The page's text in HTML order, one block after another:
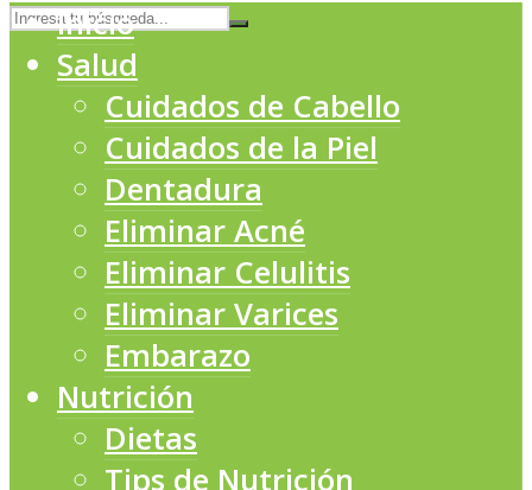
Inicio
Salud
Cuidados de Cabello
Cuidados de la Piel
Dentadura
Eliminar Acné
Eliminar Celulitis
Eliminar Varices
Embarazo
Nutrición
Dietas
Tips de Nutrición